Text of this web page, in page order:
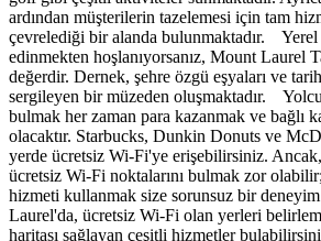
ardından müşterilerin tazelemesi için tam
çevrelediği bir alanda bulunmaktadır. Yerel
edinmekten hoşlanıyorsanız, Mount Laurel
değerdir. Dernek, şehre özgü eşyaları ve
sergileyen bir müzeden oluşmaktadır.
bulmak her zaman para kazanmak ve bağlı
olacaktır. Starbucks, Dunkin Donuts ve
yerde ücretsiz Wi-Fi'ye erişebilirsiniz.
ücretsiz Wi-Fi noktalarını bulmak zor
hizmeti kullanmak size sorunsuz bir
Laurel'da, ücretsiz Wi-Fi olan yerleri
haritası sağlayan çeşitli hizmetler